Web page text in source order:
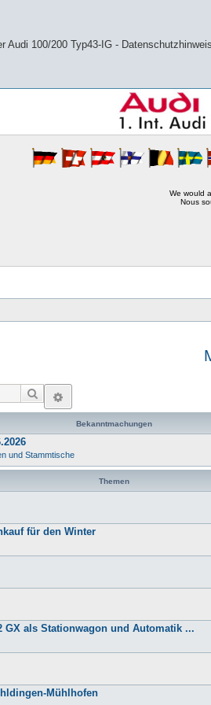
Audi 100/200 Typ43-IG -
We would
Nous
Suche
Bekanntmachungen
und Stammtische
Themen
für den Winter
GX als Stationwagon und Automatik ...
Mühlhofen